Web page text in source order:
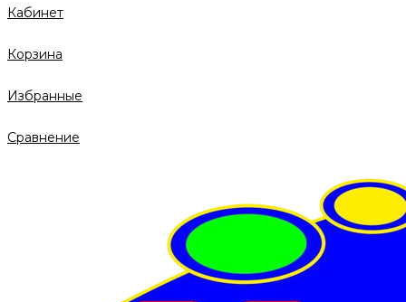
Кабинет
Корзина
Избранные
Сравнение